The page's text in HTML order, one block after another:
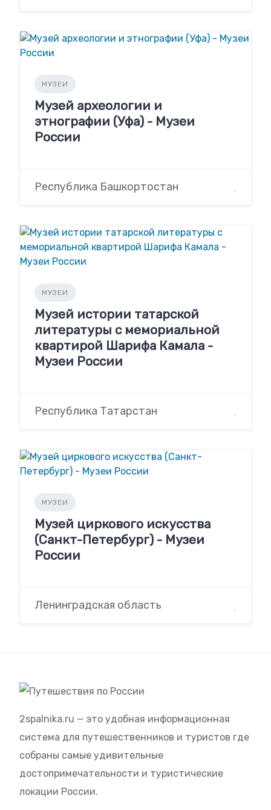
МУЗЕИ
Музей археологии и
этнографии (Уфа) - Музеи
России
Республика Башкортостан
МУЗЕИ
Музей истории татарской
литературы с мемориальной
квартирой Шарифа Камала -
Музеи России
Республика Татарстан
МУЗЕИ
Музей циркового искусства
(Санкт-Петербург) - Музеи
России
Ленинградская область
2spalnika.ru — это удобная информационная
система для путешественников и туристов где
собраны самые удивительные
достопримечательности и туристические
локации России.